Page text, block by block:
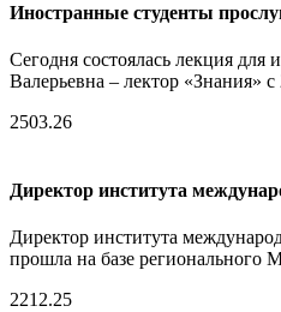
Иностранные студенты
Сегодня состоялась лекция
Валерьевна – лектор «Знания» с
2503.26
Директор института
Директор института
прошла на базе
2212.25